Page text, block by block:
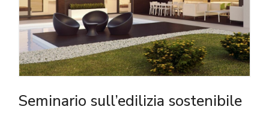
Seminario sull’edilizia sostenibile